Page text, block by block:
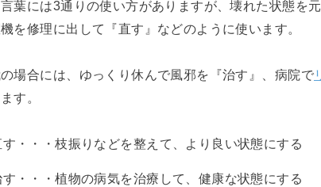
葉には3通りの使い方がありますが、壊れた状態を
を修理に出して『直す』などのように使います。
場合には、ゆっくり休んで風邪を『治す』、病院で
す。
・・・枝振りなどを整えて、より良い状態にする
・・・植物の病気を治療して、健康な状態にする